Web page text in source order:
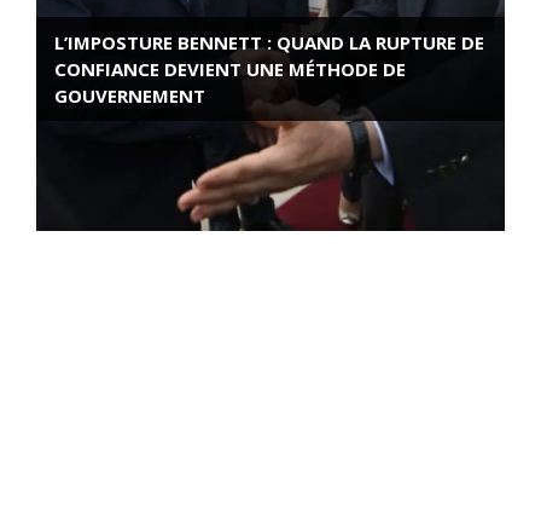
L’IMPOSTURE BENNETT : QUAND LA RUPTURE DE
CONFIANCE DEVIENT UNE MÉTHODE DE
GOUVERNEMENT
ROSE VALLAND, HEROÏNE DE LA RESISTANCE